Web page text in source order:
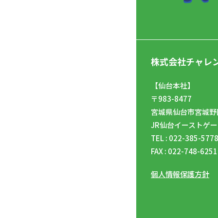
株式会社チャレ
【仙台本社】
〒983-8477
宮城県仙台市宮城
JR仙台イーストゲ
TEL : 022-385-5778
FAX : 022-748-6251
個人情報保護方針